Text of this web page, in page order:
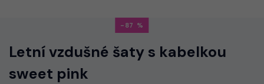
-87
Letní vzdušné šaty s kabelkou
sweet pink